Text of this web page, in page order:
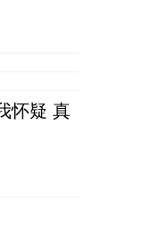
怀疑 真